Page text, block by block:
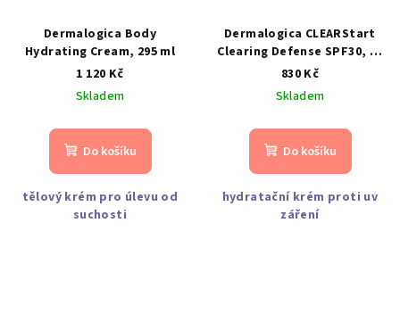
Dermalogica Body
Hydrating Cream, 295 ml
1 120 Kč
Skladem
Do košíku
tělový krém pro úlevu od
suchosti
Dermalogica CLEARStart
Clearing Defense SPF30, 59
ml
830 Kč
Skladem
Do košíku
hydratační krém proti uv
záření